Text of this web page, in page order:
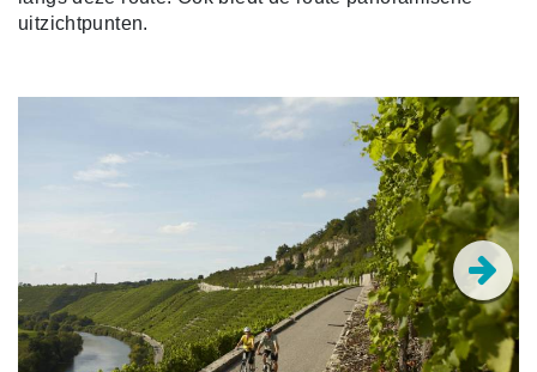
uitzichtpunten.